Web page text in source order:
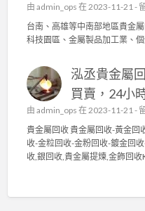
水
由 admin_ops 在 2023-11-21 -
〈
金
回
金
台南、高雄等中南部地區貴金
科技園區、金屬製品加工業、
泓丞貴金屬
買賣，24小
由 admin_ops 在 2023-11-21 -
〈
泓
丞
貴金屬回收 貴金屬回收-黃金回
收-金粒回收-金粉回收-鍍金回
收,銀回收,貴金屬提煉,金飾回